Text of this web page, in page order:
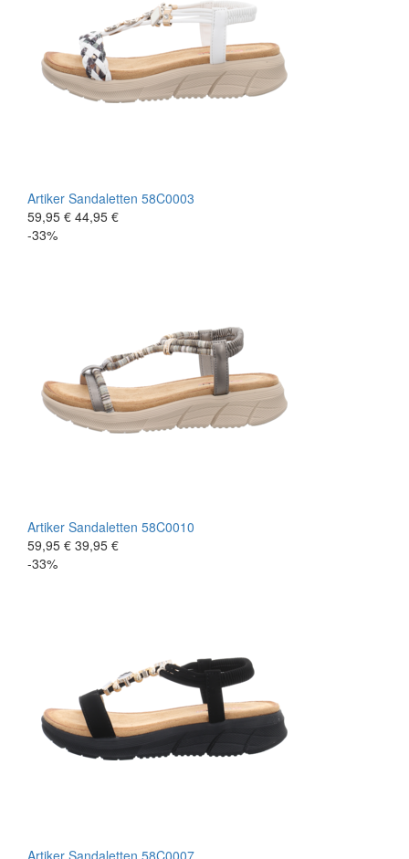
Artiker Sandaletten 58C0003
59,95 € 44,95 €
-33%
Artiker Sandaletten 58C0010
59,95 € 39,95 €
-33%